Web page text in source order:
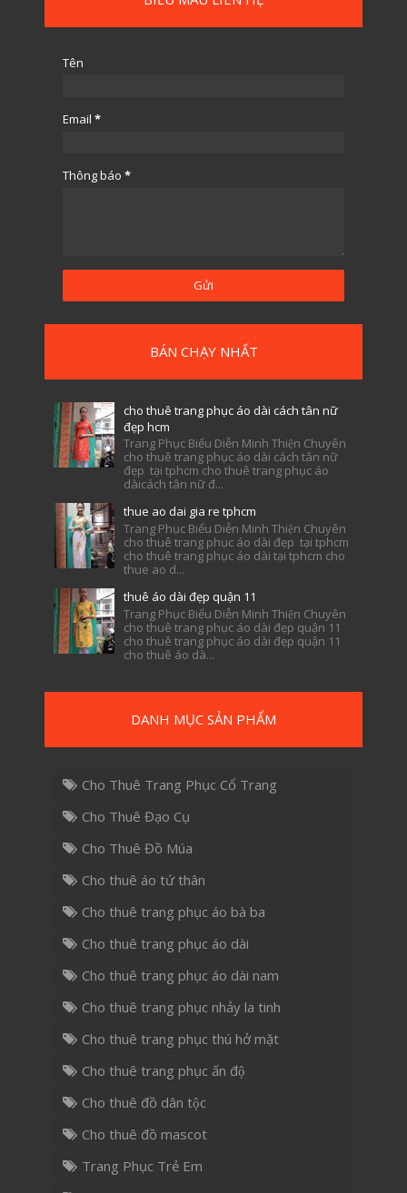
Tên
Email *
Thông báo *
BÁN CHẠY NHẤT
cho thuê trang phục áo dài cách tân nữ
đẹp hcm
Trang Phục Biểu Diễn Minh Thiện Chuyên
cho thuê trang phục áo dài cách tân nữ
đẹp tại tphcm cho thuê trang phục áo
dàicách tân nữ đ...
thue ao dai gia re tphcm
Trang Phục Biểu Diễn Minh Thiện Chuyên
cho thuê trang phục áo dài đẹp tại tphcm
cho thuê trang phục áo dài tại tphcm cho
thue ao d...
thuê áo dài đẹp quận 11
Trang Phục Biểu Diễn Minh Thiện Chuyên
cho thuê trang phục áo dài đẹp quận 11
cho thuê trang phục áo dài đẹp quận 11
cho thuê áo dà...
DANH MỤC SẢN PHẨM
Cho Thuê Trang Phục Cổ Trang
Cho Thuê Đạo Cụ
Cho Thuê Đồ Múa
Cho thuê áo tứ thân
Cho thuê trang phục áo bà ba
Cho thuê trang phục áo dài
Cho thuê trang phục áo dài nam
Cho thuê trang phục nhảy la tinh
Cho thuê trang phục thú hở mặt
Cho thuê trang phục ấn độ
Cho thuê đồ dân tộc
Cho thuê đồ mascot
Trang Phục Trẻ Em